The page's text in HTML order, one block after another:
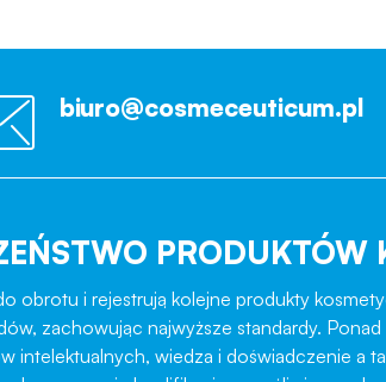
biuro@cosmeceuticum.pl
PRODUKTÓW
obrotu i rejestrują kolejne produkty
zachowując najwyższe standardy.
intelektualnych, wiedza i doświadczenie a